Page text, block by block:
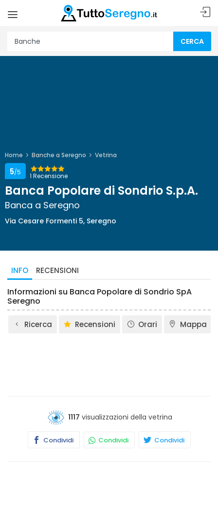
CERCA
Home Banche a Seregno Vetrina
1 Recensione
5/5
Banca Popolare di Sondrio S.p.A.
Banca a Seregno
Via Cesare Formenti 5, Seregno
INFO RECENSIONI
Informazioni su Banca Popolare di Sondrio SpA
Seregno
Ricerca Recensioni Orari Mappa
1117 visualizzazioni della vetrina
Condividi Condividi Condividi